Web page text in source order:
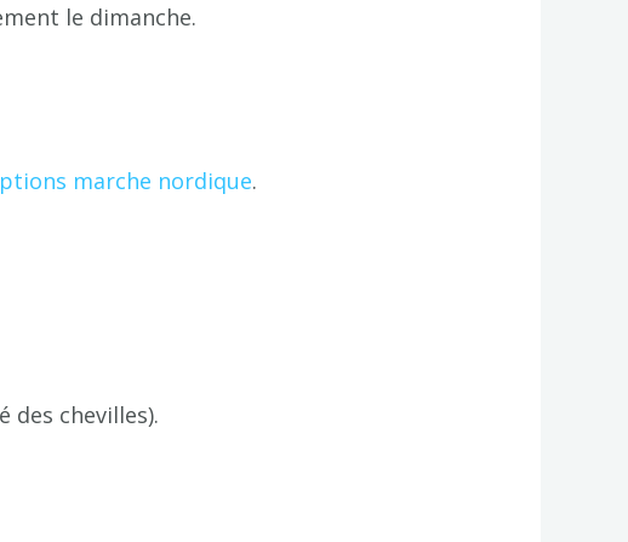
le dimanche.
marche nordique.
des chevilles).